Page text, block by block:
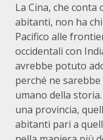
La Cina, che conta
abitanti, non ha
Pacifico alle
occidentali con
avrebbe potuto
perché ne
umano della
una provincia,
abitanti pari a